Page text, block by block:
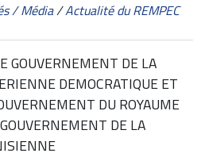
/ Média/Actualité du REMPEC
GOUVERNEMENT DE LA
DEMOCRATIQUE ET
DU ROYAUME
DE LA